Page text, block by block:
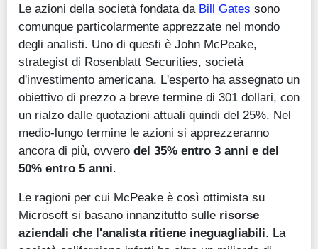
Le azioni della società fondata da Bill Gates sono
comunque particolarmente apprezzate nel mondo
degli analisti. Uno di questi è John McPeake,
strategist di Rosenblatt Securities, società
d'investimento americana. L'esperto ha assegnato un
obiettivo di prezzo a breve termine di 301 dollari, con
un rialzo dalle quotazioni attuali quindi del 25%. Nel
medio-lungo termine le azioni si apprezzeranno
ancora di più, ovvero del 35% entro 3 anni e del
50% entro 5 anni.
Le ragioni per cui McPeake è così ottimista su
Microsoft si basano innanzitutto sulle risorse
aziendali che l'analista ritiene ineguagliabili. La